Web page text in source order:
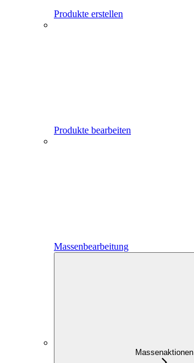
Produkte erstellen
Produkte bearbeiten
Massenbearbeitung
Massenaktionen